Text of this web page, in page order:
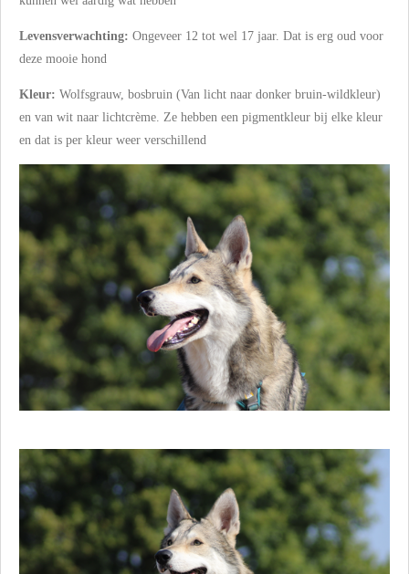
Levensverwachting: Ongeveer 12 tot wel 17 jaar. Dat is erg oud voor
deze mooie hond
Kleur: Wolfsgrauw, bosbruin (Van licht naar donker bruin-wildkleur)
en van wit naar lichtcrème. Ze hebben een pigmentkleur bij elke kleur
en dat is per kleur weer verschillend